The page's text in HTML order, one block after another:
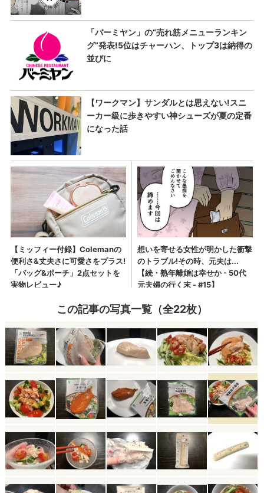
この記事の写真一覧（全22枚）